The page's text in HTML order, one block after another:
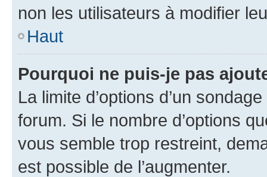
non les utilisateurs à modifier
Haut
Pourquoi ne puis-je pas
La limite d’options d’un
forum. Si le nombre d’options
vous semble trop restreint,
est possible de l’augmenter.